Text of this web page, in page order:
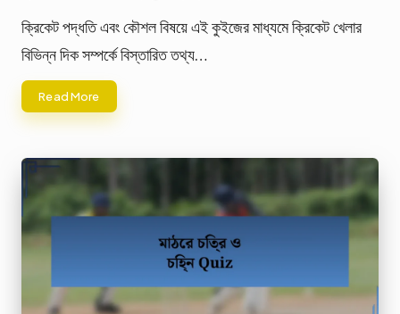
by
ক্রিকেট পদ্ধতি এবং কৌশল বিষয়ে এই কুইজের মাধ্যমে ক্রিকেট খেলার
বিভিন্ন দিক সম্পর্কে বিস্তারিত তথ্য…
Read More